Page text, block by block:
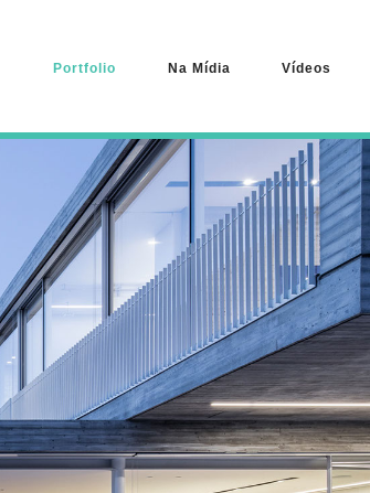
Portfolio Na Mídia Vídeos